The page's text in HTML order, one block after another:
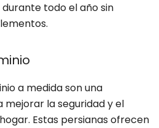
todo el año sin
a medida son una
la seguridad y el
Estas persianas ofrecen